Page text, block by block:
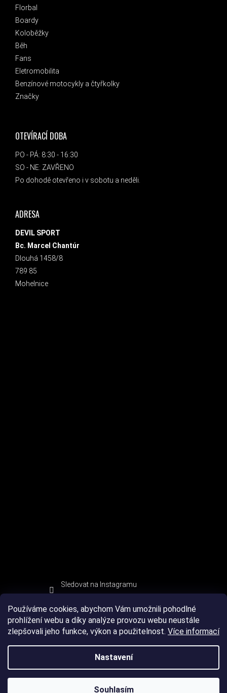
Používáme cookies, abychom Vám umožnili pohodlné
prohlížení webu a díky analýze provozu webu neustále
zlepšovali jeho funkce, výkon a použitelnost. Více informací
Nastavení
Souhlasím
Florbal
Boardy
Koloběžky
Běh
Fans
Eletromobilita
Benzínové motocykly a čtyřkolky
Značky
OTEVÍRACÍ DOBA
PO - PÁ: 8:30 - 16:30
SO - NE: ZAVŘENO
Po dohodě otevřeno i v sobotu a neděli.
ADRESA
DEVIL SPORT
Bc. Marcel Chantúr
Dlouhá 1458/8
789 85
Mohelnice
Sledovat na Instagramu